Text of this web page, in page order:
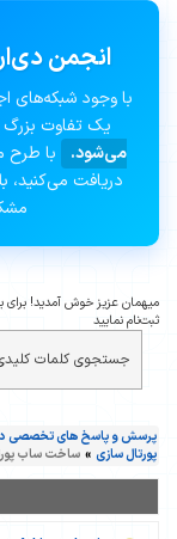
انجمن
با وجود شبکه‌های
یک تفاوت بزرگ
می‌شود.
با طرح
دریافت می‌کنید،
میهمان عزیز خوش آمدید! برای
ثبت‌نام نمایید
پرسش و پاسخ های تخصصی
پورتال سازی » ساخت ساب